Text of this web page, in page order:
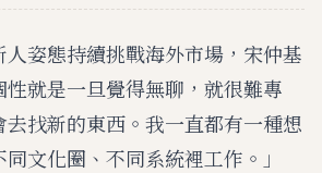
姿態持續挑戰海外市場，宋仲基
就是一旦覺得無聊，就很難專
找新的東西。我一直都有一種想
文化圈、不同系統裡工作。」